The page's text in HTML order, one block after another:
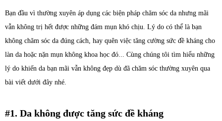
Bạn đầu vì thường xuyên áp dụng các biện pháp chăm sóc da nhưng mãi
vẫn không trị hết được những đám mụn khó chịu. Lý do có thể là bạn
không chăm sóc da đúng cách, hay quên việc tăng cường sức đề kháng cho
làn da hoặc nặn mụn không khoa học đó... Cùng chúng tôi tìm hiểu những
lý do khiến da bạn mãi vẫn không đẹp dù đã chăm sóc thường xuyên qua
bài viết dưới đây nhé.
#1. Da không được tăng sức đề kháng